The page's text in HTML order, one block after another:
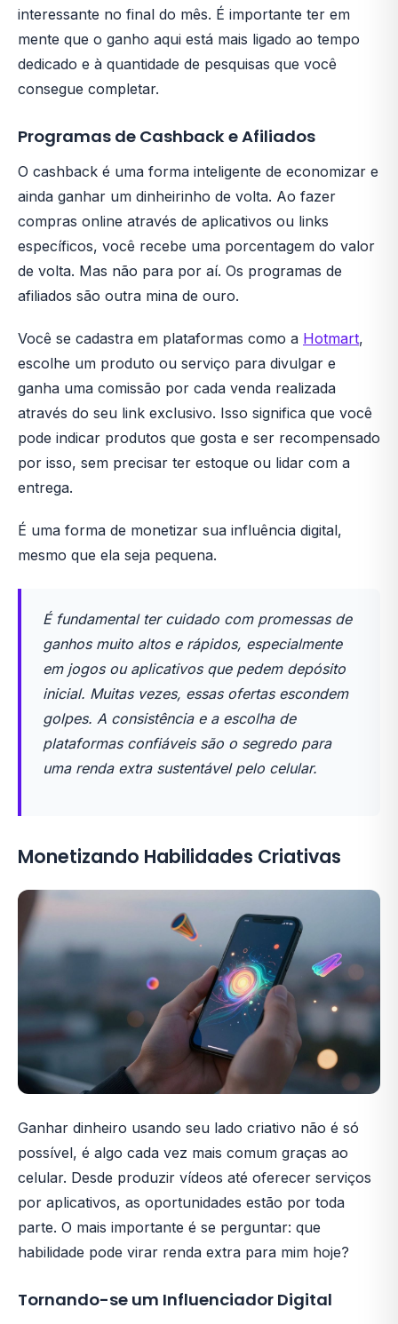
interessante no final do mês. É importante ter em
mente que o ganho aqui está mais ligado ao tempo
dedicado e à quantidade de pesquisas que você
consegue completar.
Programas de Cashback e Afiliados
O cashback é uma forma inteligente de economizar e
ainda ganhar um dinheirinho de volta. Ao fazer
compras online através de aplicativos ou links
específicos, você recebe uma porcentagem do valor
de volta. Mas não para por aí. Os programas de
afiliados são outra mina de ouro.
Você se cadastra em plataformas como a Hotmart,
escolhe um produto ou serviço para divulgar e
ganha uma comissão por cada venda realizada
através do seu link exclusivo. Isso significa que você
pode indicar produtos que gosta e ser recompensado
por isso, sem precisar ter estoque ou lidar com a
entrega.
É uma forma de monetizar sua influência digital,
mesmo que ela seja pequena.
É fundamental ter cuidado com promessas de
ganhos muito altos e rápidos, especialmente
em jogos ou aplicativos que pedem depósito
inicial. Muitas vezes, essas ofertas escondem
golpes. A consistência e a escolha de
plataformas confiáveis são o segredo para
uma renda extra sustentável pelo celular.
Monetizando Habilidades Criativas
Ganhar dinheiro usando seu lado criativo não é só
possível, é algo cada vez mais comum graças ao
celular. Desde produzir vídeos até oferecer serviços
por aplicativos, as oportunidades estão por toda
parte. O mais importante é se perguntar: que
habilidade pode virar renda extra para mim hoje?
Tornando-se um Influenciador Digital